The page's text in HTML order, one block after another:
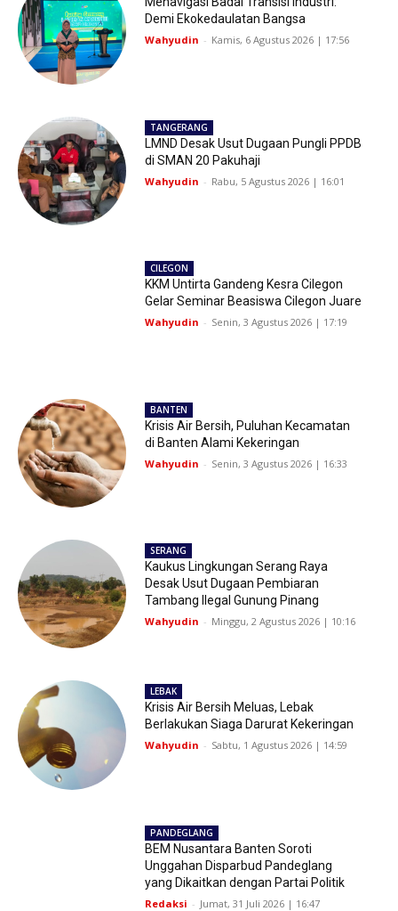
Demi Ekokedaulatan Bangsa
Wahyudin - Kamis, 6 Agustus 2026 | 17:56
TANGERANG
LMND Desak Usut Dugaan Pungli PPDB
di SMAN 20 Pakuhaji
Wahyudin - Rabu, 5 Agustus 2026 | 16:01
CILEGON
KKM Untirta Gandeng Kesra Cilegon
Gelar Seminar Beasiswa Cilegon Juare
Wahyudin - Senin, 3 Agustus 2026 | 17:19
BANTEN
Krisis Air Bersih, Puluhan Kecamatan
di Banten Alami Kekeringan
Wahyudin - Senin, 3 Agustus 2026 | 16:33
SERANG
Kaukus Lingkungan Serang Raya
Desak Usut Dugaan Pembiaran
Tambang Ilegal Gunung Pinang
Wahyudin - Minggu, 2 Agustus 2026 | 10:16
LEBAK
Krisis Air Bersih Meluas, Lebak
Berlakukan Siaga Darurat Kekeringan
Wahyudin - Sabtu, 1 Agustus 2026 | 14:59
PANDEGLANG
BEM Nusantara Banten Soroti
Unggahan Disparbud Pandeglang
yang Dikaitkan dengan Partai Politik
Redaksi - Jumat, 31 Juli 2026 | 16:47